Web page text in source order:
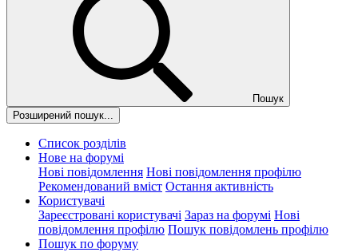
Пошук
Розширений пошук...
Список розділів
Нове на форумі
Нові повідомлення Нові повідомлення профілю
Рекомендований вміст Остання активність
Користувачі
Зареєстровані користувачі Зараз на форумі Нові
повідомлення профілю Пошук повідомлень профілю
Пошук по форуму